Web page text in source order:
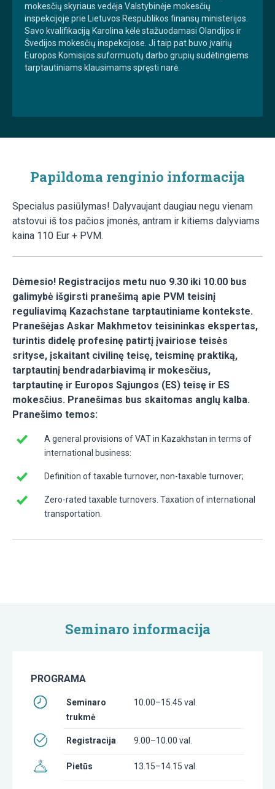
mokesčių skyriaus vedėja Valstybinėje mokesčių
inspekcijoje prie Lietuvos Respublikos finansų ministerijos.
Savo kvalifikaciją Karolina kėlė stažuodamasi Olandijos ir
Švedijos mokesčių inspekcijose. Ji taip pat buvo įvairių
Europos Komisijos suformuotų darbo grupių sudėtingiems
tarptautiniams klausimams spręsti narė.
Papildoma renginio informacija
Specialus pasiūlymas! Dalyvaujant daugiau negu vienam
atstovui iš tos pačios įmonės, antram ir kitiems dalyviams
kaina 110 Eur + PVM.
Dėmesio! Registracijos metu nuo 9.30 iki 10.00 bus
galimybė išgirsti pranešimą apie PVM teisinį
reguliavimą Kazachstane tarptautiniame kontekste.
Pranešėjas Askar Makhmetov teisininkas ekspertas,
turintis didelę profesinę patirtį įvairiose teisės
srityse, įskaitant civilinę teisę, teisminę praktiką,
tarptautinį bendradarbiavimą ir mokesčius,
tarptautinę ir Europos Sąjungos (ES) teisę ir ES
mokesčius. Pranešimas bus skaitomas anglų kalba.
Pranešimo temos:
A general provisions of VAT in Kazakhstan in terms of
international business:
Definition of taxable turnover, non-taxable turnover;
Zero-rated taxable turnovers. Taxation of international
transportation.
Seminaro informacija
PROGRAMA
Seminaro
trukmė
10.00–15.45 val.
Registracija 9.00–10.00 val.
Pietūs 13.15–14.15 val.